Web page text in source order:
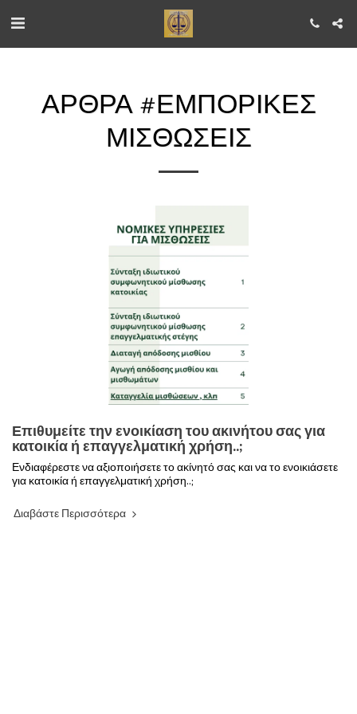
ΆΡΘΡΑ #ΕΜΠΟΡΙΚΕΣ
ΜΙΣΘΩΣΕΙΣ
Επιθυμείτε την ενοικίαση του ακινήτου σας για
κατοικία ή επαγγελματική χρήση..;
Ενδιαφέρεστε να αξιοποιήσετε το ακίνητό σας και να το ενοικιάσετε
για κατοικία ή επαγγελματική χρήση..;
Διαβάστε Περισσότερα